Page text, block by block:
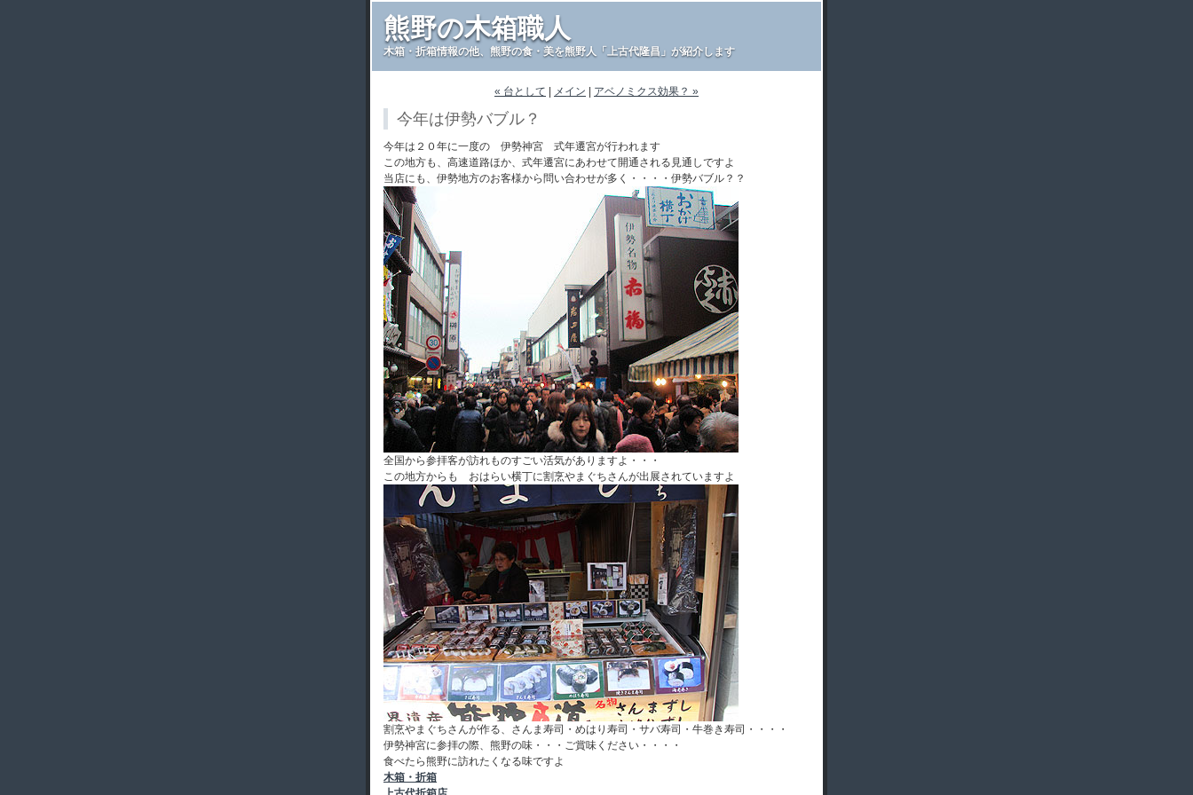
熊野の木箱職人
木箱・折箱情報の他、熊野の食・美を熊野人「上古代隆昌」が紹介します
« 台として メイン アベノミクス効果？ »
今年は伊勢バブル？
今年は２０年に一度の 伊勢神宮 式年遷宮が行われます
この地方も、高速道路ほか、式年遷宮にあわせて開通される見通しですよ
当店にも、伊勢地方のお客様から問い合わせが多く・・・・伊勢バブル？？
全国から参拝客が訪れものすごい活気がありますよ・・・
この地方からも おはらい横丁に割烹やまぐちさんが出展されていますよ
割烹やまぐちさんが作る、さんま寿司・めはり寿司・サバ寿司・牛巻き寿司・・・・
伊勢神宮に参拝の際、熊野の味・・・ご賞味ください・・・・
食べたら熊野に訪れたくなる味ですよ
木箱・折箱